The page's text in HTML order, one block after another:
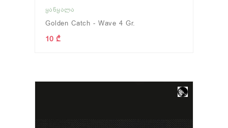
ᲧᲐᲜᲧᲐᲚᲐ
Golden Catch - Wave 4 Gr.
10 ₾